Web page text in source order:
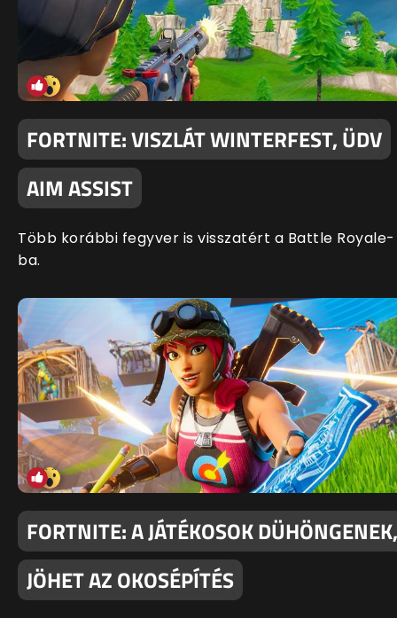
FORTNITE: VISZLÁT WINTERFEST, ÜDV
AIM ASSIST
Több korábbi fegyver is visszatért a Battle Royale-
ba.
FORTNITE: A JÁTÉKOSOK DÜHÖNGENEK,
JÖHET AZ OKOSÉPÍTÉS